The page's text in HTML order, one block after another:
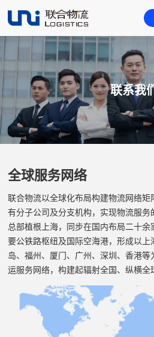
主营业务
联系我们
首页
关于我们
新闻
联系我
全球服务网络
联合物流以全球化布局构建物流网络
有分子公司及分支机构，实现物流服
总部植根上海，同步在国内布局二十
要公铁路枢纽及国际空海港，形成以
岛、福州、厦门、广州、深圳、香港
运服务网络，构建起辐射全国、纵横全